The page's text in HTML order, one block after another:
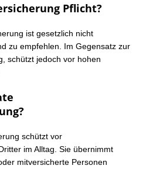
Pflicht?
ist gesetzlich nicht
zu empfehlen. Im Gegensatz zur
schützt jedoch vor hohen
schützt vor
im Alltag. Sie übernimmt
mitversicherte Personen